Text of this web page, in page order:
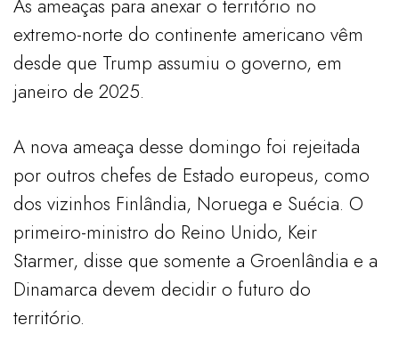
As ameaças para anexar o território no
extremo-norte do continente americano vêm
desde que Trump assumiu o governo, em
janeiro de 2025.
A nova ameaça desse domingo foi rejeitada
por outros chefes de Estado europeus, como
dos vizinhos Finlândia, Noruega e Suécia. O
primeiro-ministro do Reino Unido, Keir
Starmer, disse que somente a Groenlândia e a
Dinamarca devem decidir o futuro do
território.